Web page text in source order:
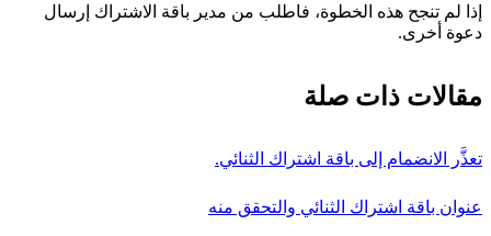
إذا لم تنجح هذه الخطوة، فاطلب من مدير باقة الاشتراك إرسال
دعوة أخرى.
مقالات ذات صلة
تعذَّر الانضمام إلى باقة اشتراك الثنائي.
عنوان باقة اشتراك الثنائي والتحقق منه